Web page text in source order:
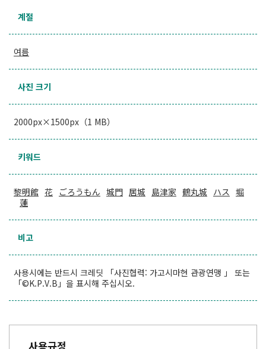
계절
여름
사진 크기
2000px×1500px（1 MB）
키워드
黎明館 花 ごろうもん 城門 居城 島津家 鶴丸城 ハス 堀
蓮
비고
사용시에는 반드시 크레딧 「사진협력: 가고시마현 관광연맹 」 또는
「©K.P.V.B」을 표시해 주십시오.
사용규정